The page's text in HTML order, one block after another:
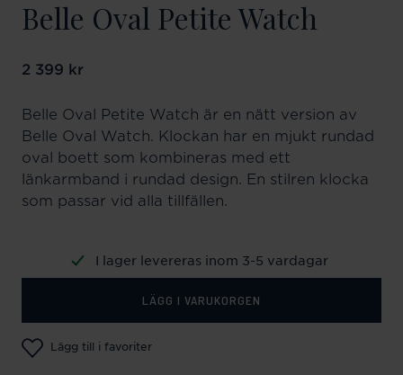
Belle Oval Petite Watch
Pris:2 399 kr
2 399 kr
Belle Oval Petite Watch är en nätt version av
Belle Oval Watch. Klockan har en mjukt rundad
oval boett som kombineras med ett
länkarmband i rundad design. En stilren klocka
som passar vid alla tillfällen.
I lager levereras inom 3-5 vardagar
LÄGG I VARUKORGEN
Lägg till i favoriter